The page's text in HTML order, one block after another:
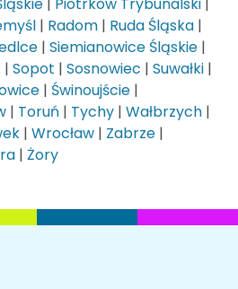
| Piotrków Trybunalski |
| Radom | Ruda Śląska |
| Siemianowice Śląskie |
| Sopot | Sosnowiec | Suwałki |
| Świnoujście |
| Toruń | Tychy | Wałbrzych |
| Wrocław | Zabrze |
| Żory